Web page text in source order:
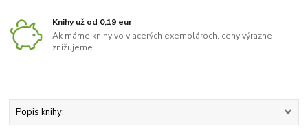
Knihy už od 0,19 eur
Ak máme knihy vo viacerých exemplároch, ceny výrazne
znižujeme
Popis knihy: